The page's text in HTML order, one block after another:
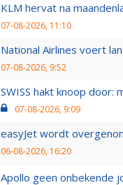
KLM hervat na
07-08-2026, 11:10
National Airlines voert
07-08-2026, 9:52
SWISS hakt knoop door:
07-08-2026, 9:09
easyJet wordt
06-08-2026, 16:20
Apollo geen onbekende